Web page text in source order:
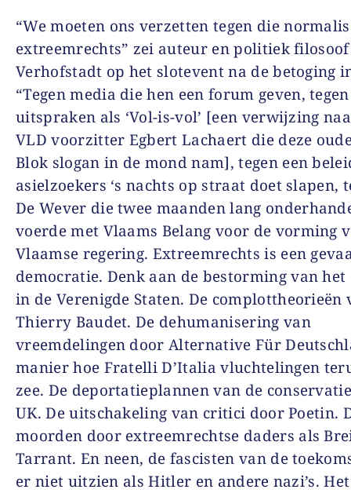
“We moeten ons verzetten tegen die
extreemrechts” zei auteur en politiek
Verhofstadt op het slotevent na de betoging
“Tegen media die hen een forum geven, tegen
uitspraken als ‘Vol-is-vol’ [een verwijzing
VLD voorzitter Egbert Lachaert die deze
Blok slogan in de mond nam], tegen een
asielzoekers ‘s nachts op straat doet slapen,
De Wever die twee maanden lang
voerde met Vlaams Belang voor de vorming
Vlaamse regering. Extreemrechts is een
democratie. Denk aan de bestorming van
in de Verenigde Staten. De complottheorieën
Thierry Baudet. De dehumanisering van
vreemdelingen door Alternative Für
manier hoe Fratelli D’Italia vluchtelingen
zee. De deportatieplannen van de
UK. De uitschakeling van critici door Poetin.
moorden door extreemrechtse daders als
Tarrant. En neen, de fascisten van de
er niet uitzien als Hitler en andere nazi’s.